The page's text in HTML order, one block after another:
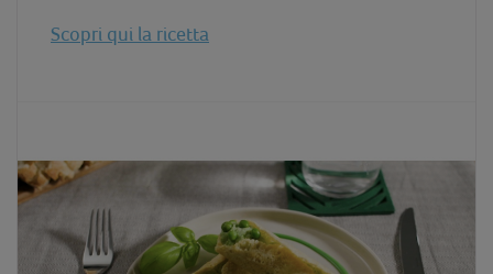
Scopri qui la ricetta